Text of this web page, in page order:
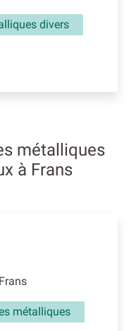
divers
métalliques
à Frans
métalliques